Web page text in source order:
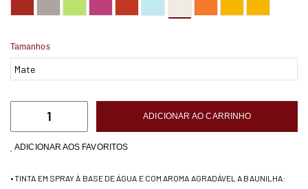
Tamanhos
ADICIONAR AO CARRINHO
ADICIONAR AOS FAVORITOS
• TINTA EM SPRAY À BASE DE ÁGUA E COM AROMA AGRADÁVEL A BAUNILHA: